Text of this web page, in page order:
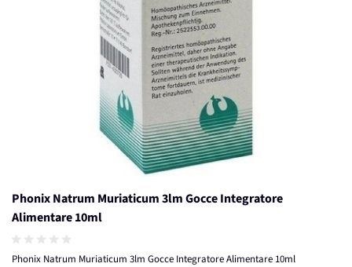
Phonix Natrum Muriaticum 3lm Gocce Integratore
Alimentare 10ml
Phonix Natrum Muriaticum 3lm Gocce Integratore Alimentare 10ml